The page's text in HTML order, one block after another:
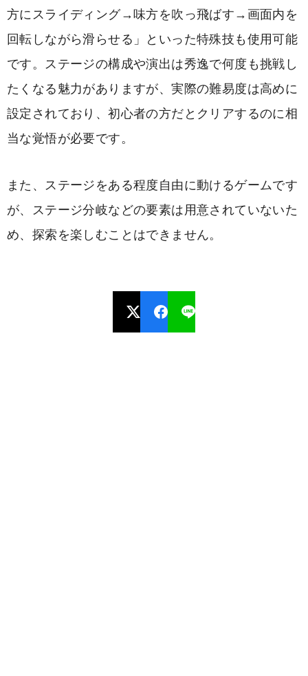
方にスライディング→味方を吹っ飛ばす→画面内を
回転しながら滑らせる」といった特殊技も使用可能
です。ステージの構成や演出は秀逸で何度も挑戦し
たくなる魅力がありますが、実際の難易度は高めに
設定されており、初心者の方だとクリアするのに相
当な覚悟が必要です。
また、ステージをある程度自由に動けるゲームです
が、ステージ分岐などの要素は用意されていないた
め、探索を楽しむことはできません。